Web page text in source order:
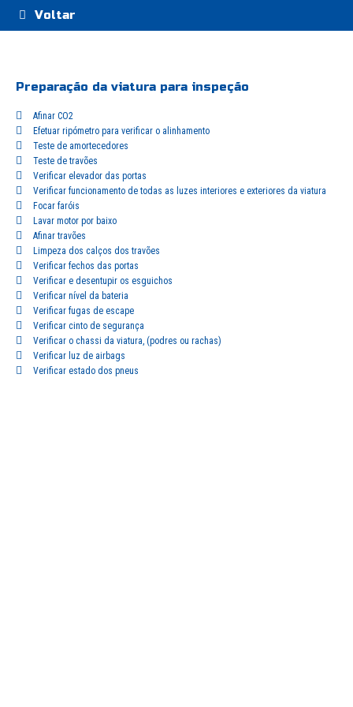
Voltar
Preparação da viatura para inspeção
Afinar CO2
Efetuar ripómetro para verificar o alinhamento
Teste de amortecedores
Teste de travões
Verificar elevador das portas
Verificar funcionamento de todas as luzes interiores e exteriores da viatura
Focar faróis
Lavar motor por baixo
Afinar travões
Limpeza dos calços dos travões
Verificar fechos das portas
Verificar e desentupir os esguichos
Verificar nível da bateria
Verificar fugas de escape
Verificar cinto de segurança
Verificar o chassi da viatura, (podres ou rachas)
Verificar luz de airbags
Verificar estado dos pneus